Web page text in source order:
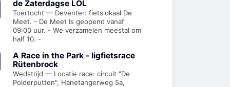
🡺
🡺
de Zaterdagse LOL
Toertocht — Deventer: fietslokaal De
Meet. - De Meet Is geopend vanaf
09:00 uur. - We verzamelen meestal om
half 10. -
A Race in the Park - ligfietsrace
Rütenbrock
Wedstrijd — Locatie race: circuit "De
Polderputten", Hanetangerweg 5a,